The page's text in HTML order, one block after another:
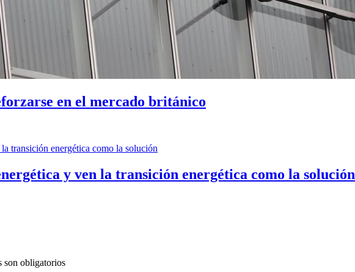
en el mercado británico
y ven la transición energética como la solución
son obligatorios